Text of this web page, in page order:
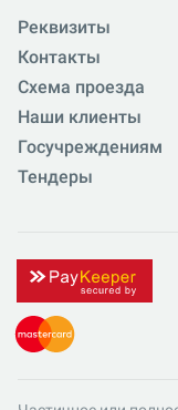
Реквизиты
Контакты
Схема проезда
Наши клиенты
Госучреждениям
Тендеры